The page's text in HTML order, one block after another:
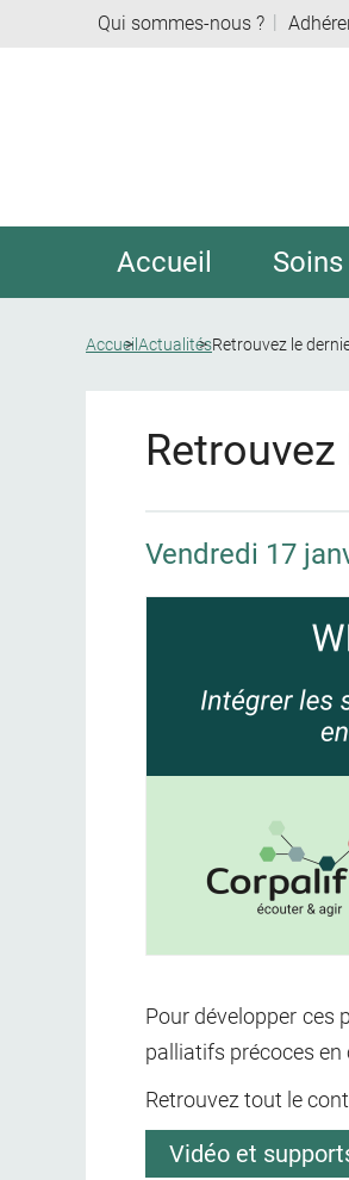
Qui sommes-nous ?
Accueil
Accueil ActualitésRetrouvez le
Vendredi 17
Pour développer ces
palliatifs précoces en
Retrouvez tout le
Vidéo et